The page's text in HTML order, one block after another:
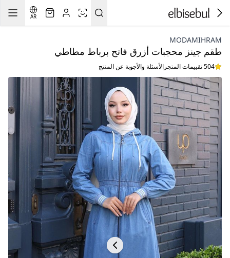
AR
MODAMIHRAM
طقم جينز محجبات أزرق فاتح برباط مطاطي
504 تقييمات المتجر الأسئلة والأجوبة عن المنتج